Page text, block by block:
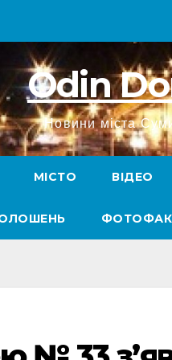
Odin
Новини міста
МІСТО ВІДЕО